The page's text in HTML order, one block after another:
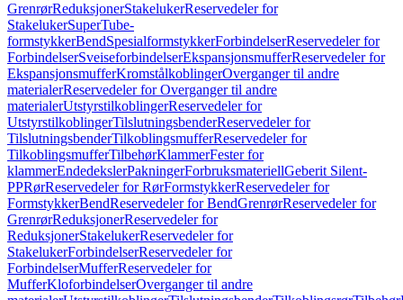
GrenrørReduksjonerStakelukerReservedeler for
StakelukerSuperTube-
formstykkerBendSpesialformstykkerForbindelserReservedeler for
ForbindelserSveiseforbindelserEkspansjonsmufferReservedeler for
EkspansjonsmufferKromstålkoblingerOverganger til andre
materialerReservedeler for Overganger til andre
materialerUtstyrstilkoblingerReservedeler for
UtstyrstilkoblingerTilslutningsbenderReservedeler for
TilslutningsbenderTilkoblingsmufferReservedeler for
TilkoblingsmufferTilbehørKlammerFester for
klammerEndedekslerPakningerForbruksmateriellGeberit Silent-
PPRørReservedeler for RørFormstykkerReservedeler for
FormstykkerBendReservedeler for BendGrenrørReservedeler for
GrenrørReduksjonerReservedeler for
ReduksjonerStakelukerReservedeler for
StakelukerForbindelserReservedeler for
ForbindelserMufferReservedeler for
MufferKloforbindelserOverganger til andre